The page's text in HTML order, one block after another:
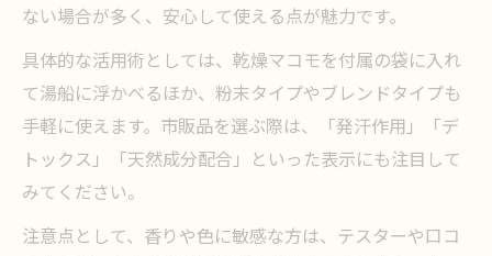
ない場合が多く、安心して使える点が魅力です。
具体的な活用術としては、乾燥マコモを付属の袋に入れ
て湯船に浮かべるほか、粉末タイプやブレンドタイプも
手軽に使えます。市販品を選ぶ際は、「発汗作用」「デ
トックス」「天然成分配合」といった表示にも注目して
みてください。
注意点として、香りや色に敏感な方は、テスターや口コ